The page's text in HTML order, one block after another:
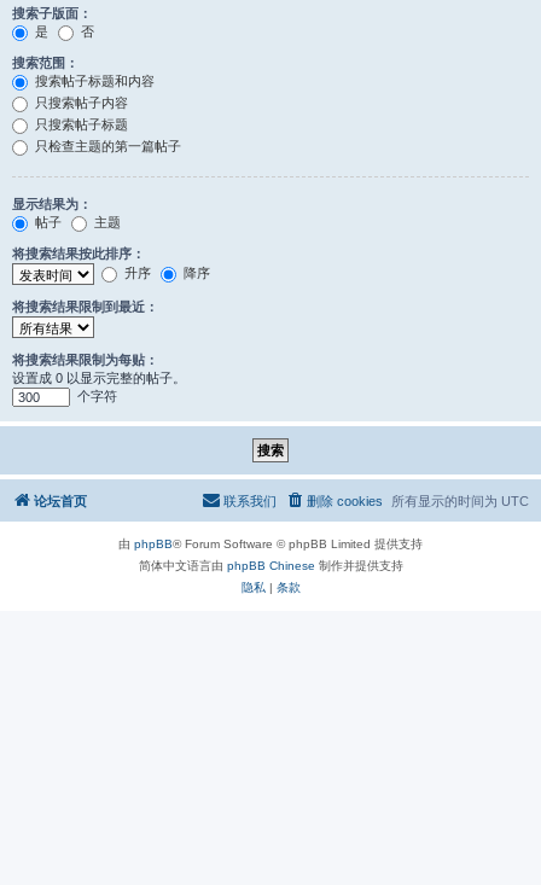
搜索子版面：
是
否
搜索范围：
搜索帖子标题和内容
只搜索帖子内容
只搜索帖子标题
只检查主题的第一篇帖子
显示结果为：
帖子
主题
将搜索结果按此排序：
升序
降序
将搜索结果限制到最近：
将搜索结果限制为每贴：
设置成 0 以显示完整的帖子。
个字符
论坛首页 所有显示的时间为 UTC
删除 cookies
联系我们
由 phpBB® Forum Software © phpBB Limited 提供支持
简体中文语言由 phpBB Chinese 制作并提供支持
隐私 | 条款